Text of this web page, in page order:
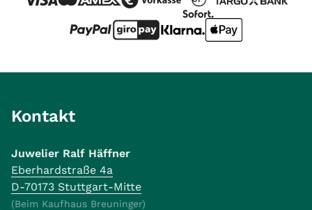
Kontakt
Juwelier Ralf Häffner
Eberhardstraße 4a
D-70173 Stuttgart-Mitte
(Beim Kaufhaus Breuninger)